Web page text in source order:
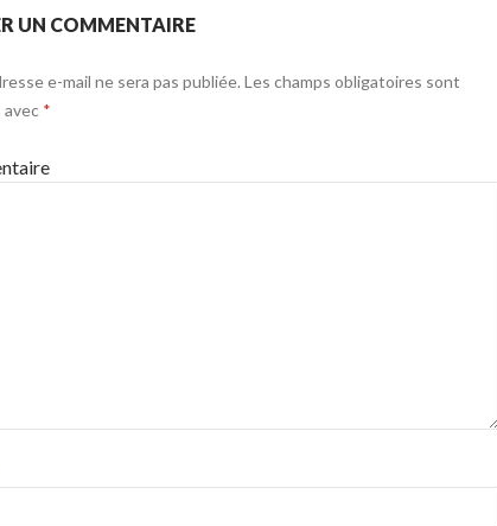
UN COMMENTAIRE
e-mail ne sera pas publiée. Les champs obligatoires sont
avec *